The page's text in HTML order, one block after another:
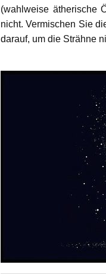
(wahlweise ätherische
nicht. Vermischen Sie
darauf, um die Strähne